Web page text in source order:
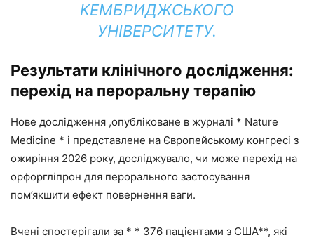
КЕМБРИДЖСЬКОГО
УНІВЕРСИТЕТУ.
Результати клінічного дослідження:
перехід на пероральну терапію
Нове дослідження ,опубліковане в журналі * Nature
Medicine * і представлене на Європейському конгресі з
ожиріння 2026 року, досліджувало, чи може перехід на
орфоргліпрон для перорального застосування
пом’якшити ефект повернення ваги.
Вчені спостерігали за * * 376 пацієнтами з США**, які